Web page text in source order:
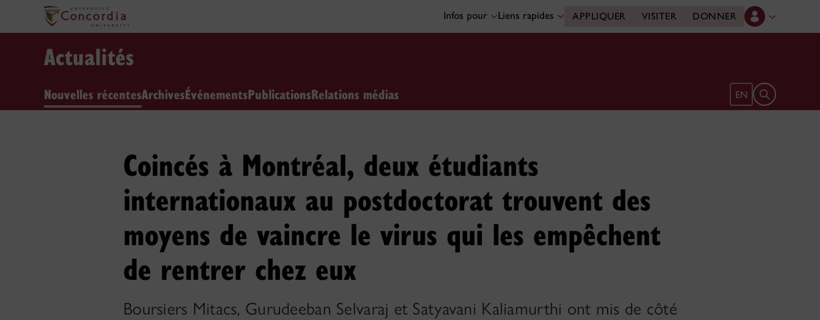
Infos pour Liens rapides APPLIQUER VISITER DONNER
Actualités
Nouvelles récentesArchivesÉvénementsPublicationsRelations médias EN Ouvrir le
Coincés à Montréal, deux étudiants
internationaux au postdoctorat trouvent des
moyens de vaincre le virus qui les empêchent
de rentrer chez eux
Boursiers Mitacs, Gurudeeban Selvaraj et Satyavani Kaliamurthi ont mis de côté